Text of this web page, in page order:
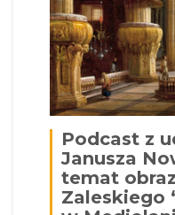
Podcast z
Janusza
temat
Zaleskiego